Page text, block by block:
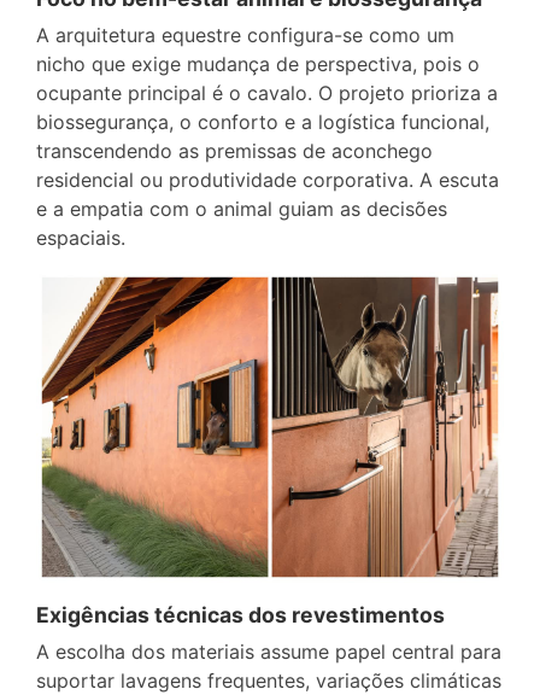
A arquitetura equestre configura-se como um
nicho que exige mudança de perspectiva, pois o
ocupante principal é o cavalo. O projeto prioriza a
biossegurança, o conforto e a logística funcional,
transcendendo as premissas de aconchego
residencial ou produtividade corporativa. A escuta
e a empatia com o animal guiam as decisões
espaciais.
Exigências técnicas dos revestimentos
A escolha dos materiais assume papel central para
suportar lavagens frequentes, variações climáticas